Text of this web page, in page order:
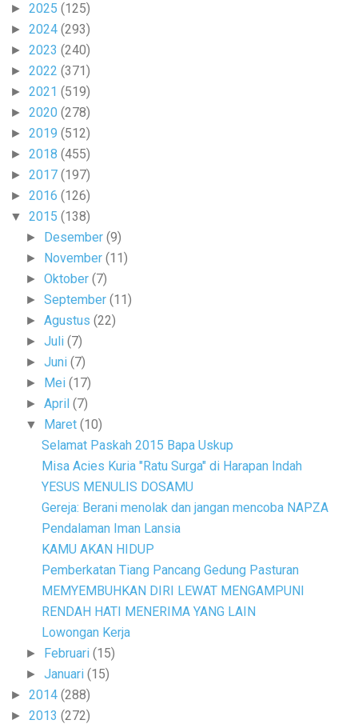
► 2025 (125)
► 2024 (293)
► 2023 (240)
► 2022 (371)
► 2021 (519)
► 2020 (278)
► 2019 (512)
► 2018 (455)
► 2017 (197)
► 2016 (126)
▼ 2015 (138)
► Desember(9)
► November(11)
►Oktober(7)
►September(11)
►Agustus(22)
►Juli(7)
►Juni(7)
► Mei(17)
►April(7)
▼ Maret(10)
Selamat Paskah 2015 Bapa Uskup
Misa Acies Kuria "Ratu Surga" di Harapan Indah
YESUS MENULIS DOSAMU
Gereja: Berani menolak dan jangan mencoba NAPZA
Pendalaman Iman Lansia
KAMU AKAN HIDUP
Pemberkatan Tiang Pancang Gedung Pasturan
MEMYEMBUHKAN DIRI LEWAT MENGAMPUNI
RENDAH HATI MENERIMA YANG LAIN
Lowongan Kerja
► Februari(15)
►Januari(15)
► 2014 (288)
► 2013 (272)